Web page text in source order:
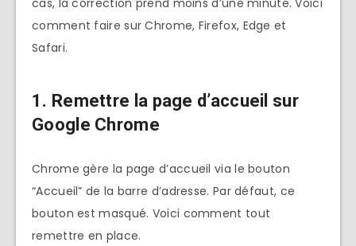
comment faire sur Chrome, Firefox, Edge et
Safari.
1. Remettre la page d’accueil sur
Google Chrome
Chrome gère la page d’accueil via le bouton
“Accueil” de la barre d’adresse. Par défaut, ce
bouton est masqué. Voici comment tout
remettre en place.